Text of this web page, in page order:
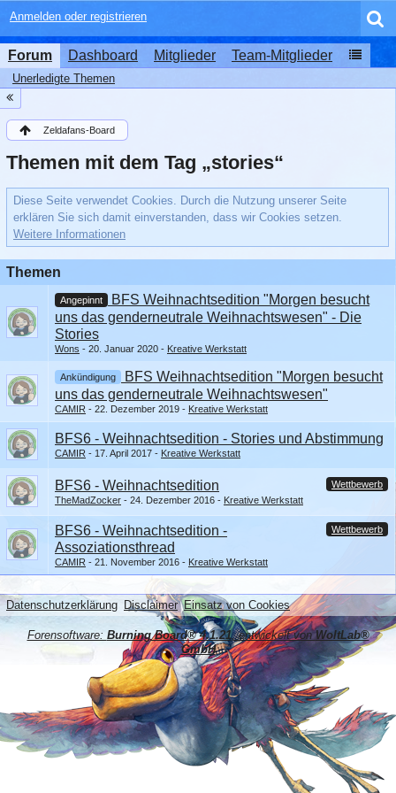
Anmelden oder registrieren
Forum Dashboard Mitglieder Team-Mitglieder
Unerledigte Themen
Zeldafans-Board
Themen mit dem Tag „stories“
Diese Seite verwendet Cookies. Durch die Nutzung unserer Seite
erklären Sie sich damit einverstanden, dass wir Cookies setzen.
Weitere Informationen
Themen
Angepinnt
​ BFS Weihnachtsedition "Morgen besucht
uns das genderneutrale Weihnachtswesen" - Die
Stories
Wons 20. Januar 2020 Kreative Werkstatt
Ankündigung
​ BFS Weihnachtsedition "Morgen besucht
uns das genderneutrale Weihnachtswesen"
CAMIR 22. Dezember 2019 Kreative Werkstatt
BFS6 - Weihnachtsedition - Stories und Abstimmung
CAMIR 17. April 2017 Kreative Werkstatt
Wettbewerb
BFS6 - Weihnachtsedition
TheMadZocker 24. Dezember 2016 Kreative Werkstatt
Wettbewerb
BFS6 - Weihnachtsedition -
Assoziationsthread
CAMIR 21. November 2016 Kreative Werkstatt
Datenschutzerklärung Disclaimer Einsatz von Cookies
Forensoftware: Burning Board® 4.1.21, entwickelt vonWoltLab®
GmbH